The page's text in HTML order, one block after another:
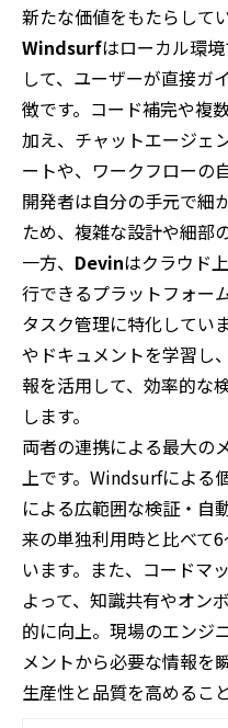
新たな価値をもたらしてい
Windsurfはローカル環
して、ユーザーが直接ガ
徴です。コード補完や複
加え、チャットエージェ
ートや、ワークフローの
開発者は自分の手元で細
ため、複雑な設計や細部
一方、 Devinはクラウド
行できるプラットフォー
タスク管理に特化してい
やドキュメントを学習し
報を活用して、効率的な
します。
両者の連携による最大の
上です。Windsurfによる
による広範囲な検証・自
来の単独利用時と比べて
います。また、コードマ
よって、知識共有やオン
的に向上。現場のエンジ
メントから必要な情報を
生産性と品質を高めるこ